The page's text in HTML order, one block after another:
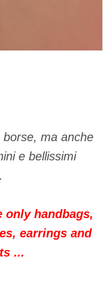
ma anche
e bellissimi
only handbags,
earrings and
...